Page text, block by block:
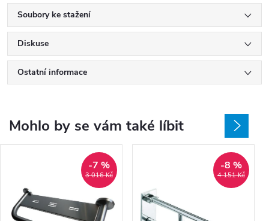
Soubory ke stažení
Diskuse
Ostatní informace
Mohlo by se vám také líbit
3 016 Kč
-7 %
4 151 Kč
-8 %